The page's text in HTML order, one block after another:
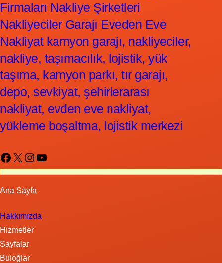
Firmaları Nakliye Şirketleri
Nakliyeciler Garajı Eveden Eve
Nakliyat kamyon garajı, nakliyeciler,
nakliye, taşımacılık, lojistik, yük
taşıma, kamyon parkı, tır garajı,
depo, sevkiyat, şehirlerarası
nakliyat, evden eve nakliyat,
yükleme boşaltma, lojistik merkezi
Facebook X Instagram YouTube
Ana Sayfa
Hakkımızda
Hizmetler
Sayfalar
Buloğlar